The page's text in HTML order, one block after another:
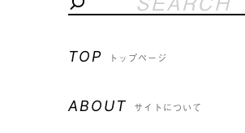
TOP トップページ
ABOUT サイトについて